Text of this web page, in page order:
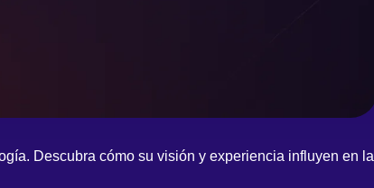
Descubra cómo su visión y experiencia influyen en la